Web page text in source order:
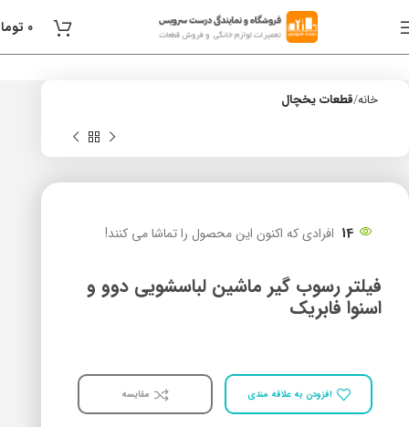
0
خانه قطعات یخچال
14 افرادی که اکنون این محصول را تماشا می کنند!
فیلتر رسوب گیر ماشین لباسشویی دوو و
اسنوا فابریک
افزودن به علاقه مندی مقایسه